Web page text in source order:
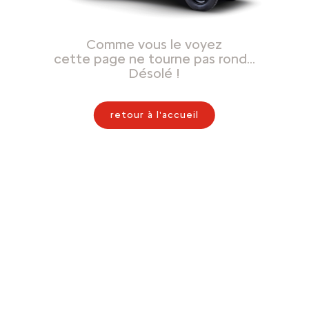
Comme vous le voyez
cette page ne tourne pas rond…
Désolé !
retour à l'accueil